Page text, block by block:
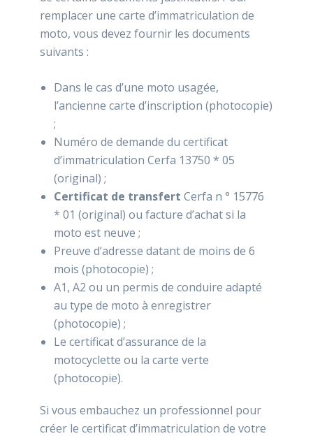
remplacer une carte d’immatriculation de
moto, vous devez fournir les documents
suivants :
Dans le cas d’une moto usagée,
l’ancienne carte d’inscription (photocopie)
;
Numéro de demande du certificat
d’immatriculation Cerfa 13750 * 05
(original) ;
Certificat de transfert Cerfa n ° 15776
* 01 (original) ou facture d’achat si la
moto est neuve ;
Preuve d’adresse datant de moins de 6
mois (photocopie) ;
A1, A2 ou un permis de conduire adapté
au type de moto à enregistrer
(photocopie) ;
Le certificat d’assurance de la
motocyclette ou la carte verte
(photocopie).
Si vous embauchez un professionnel pour
créer le certificat d’immatriculation de votre